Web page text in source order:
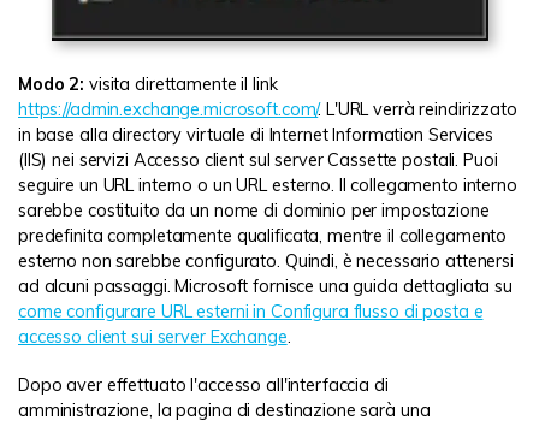
Modo 2: visita direttamente il link
https://admin.exchange.microsoft.com/. L'URL verrà reindirizzato
in base alla directory virtuale di Internet Information Services
(IIS) nei servizi Accesso client sul server Cassette postali. Puoi
seguire un URL interno o un URL esterno. Il collegamento interno
sarebbe costituito da un nome di dominio per impostazione
predefinita completamente qualificata, mentre il collegamento
esterno non sarebbe configurato. Quindi, è necessario attenersi
ad alcuni passaggi. Microsoft fornisce una guida dettagliata su
come configurare URL esterni in Configura flusso di posta e
accesso client sui server Exchange.
Dopo aver effettuato l'accesso all'interfaccia di
amministrazione, la pagina di destinazione sarà una